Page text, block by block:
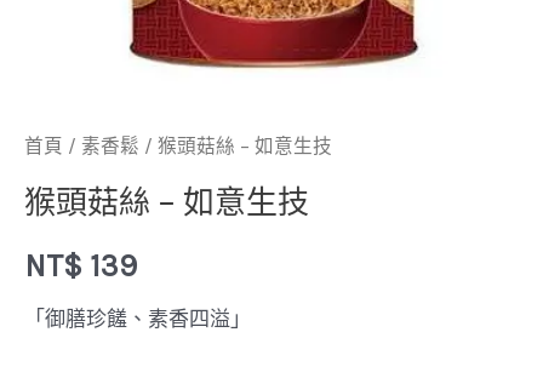
首頁 / 素香鬆 / 猴頭菇絲 – 如意生技
猴頭菇絲 – 如意生技
NT$ 139
「御膳珍饈、素香四溢」